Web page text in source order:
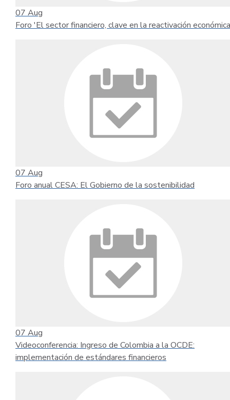
07 Aug
Foro 'El sector financiero, clave en la reactivación
07 Aug
Foro anual CESA: El Gobierno de la sostenibilidad
07 Aug
Videoconferencia: Ingreso de Colombia a la OCDE:
implementación de estándares financieros